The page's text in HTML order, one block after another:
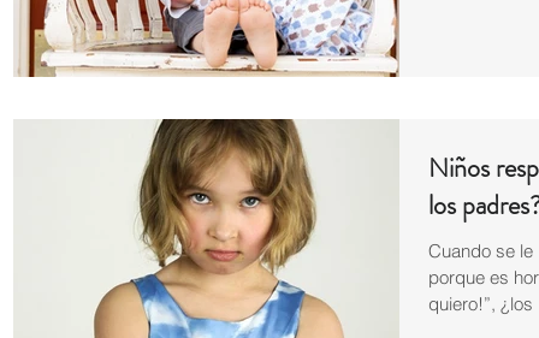
Niños
los
Cuando se
porque es
quiero!”,